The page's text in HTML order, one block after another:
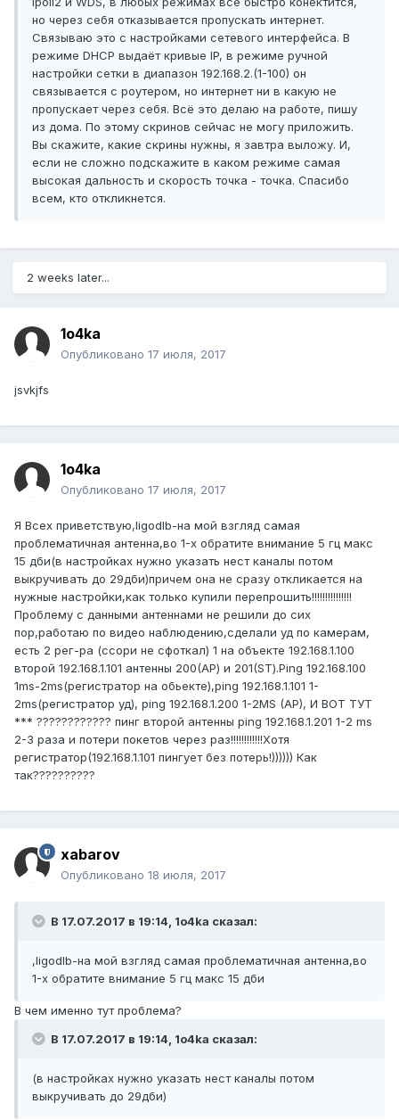
но через себя отказывается пропускать интернет.
Связываю это с настройками сетевого интерфейса. В
режиме DHCP выдаёт кривые IP, в режиме ручной
настройки сетки в диапазон 192.168.2.(1-100) он
связывается с роутером, но интернет ни в какую не
пропускает через себя. Всё это делаю на работе, пишу
из дома. По этому скринов сейчас не могу приложить.
Вы скажите, какие скрины нужны, я завтра выложу. И,
если не сложно подскажите в каком режиме самая
высокая дальность и скорость точка - точка. Спасибо
всем, кто откликнется.
2 weeks later...
1o4ka
Опубликовано 17 июля, 2017
jsvkjfs
1o4ka
Опубликовано 17 июля, 2017
Я Всех приветствую,ligodlb-на мой взгляд самая
проблематичная антенна,во 1-х обратите внимание 5 гц макс
15 дби(в настройках нужно указать нест каналы потом
выкручивать до 29дби)причем она не сразу откликается на
нужные настройки,как только купили перепрошить!!!!!!!!!!!!!!!
Проблему с данными антеннами не решили до сих
пор,работаю по видео наблюдению,сделали уд по камерам,
есть 2 рег-ра (ссори не сфоткал) 1 на объекте 192.168.1.100
второй 192.168.1.101 антенны 200(AP) и 201(ST).Ping 192.168.100
1ms-2ms(регистратор на обьекте),ping 192.168.1.101 1-
2ms(регистратор уд), ping 192.168.1.200 1-2MS (AP), И ВОТ ТУТ
*** ???????????? пинг второй антенны ping 192.168.1.201 1-2 ms
2-3 раза и потери покетов через раз!!!!!!!!!!!!Хотя
регистратор(192.168.1.101 пингует без потерь!)))))) Как
так??????????
xabarov
Опубликовано 18 июля, 2017
В 17.07.2017 в 19:14, 1o4ka сказал:
,ligodlb-на мой взгляд самая проблематичная антенна,во
1-х обратите внимание 5 гц макс 15 дби
В чем именно тут проблема?
В 17.07.2017 в 19:14, 1o4ka сказал:
(в настройках нужно указать нест каналы потом
выкручивать до 29дби)